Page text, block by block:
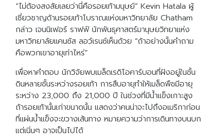
“ไม่ต้องสงสัยเลยว่านี่คือรอยเท้ามนุษย์” Kevin Hatala ผู้
เชี่ยวชาญด้านรอยเท้าโบราณแห่งมหาวิทยาลัย Chatham
กล่าว เจนนิเฟอร์ ราฟฟ์ นักพันธุศาสตร์มานุษยวิทยาแห่ง
มหาวิทยาลัยแคนซัส ลอว์เรนซ์เห็นด้วย “ถ้าอย่างนั้นคำถาม
คือพวกเขาอายุเท่าไหร่”
เพื่อหาคำตอบ นักวิจัยพบเมล็ดเรดิโอคาร์บอนที่ฝังอยู่ในชั้น
ดินหลายชั้นระหว่างรอยเท้า การสืบอายุทำให้เมล็ดพืชมีอายุ
ระหว่าง 23,000 ถึง 21,000 ปี ในช่วงที่มีน้ำแข็งเกาะสูง
ถ้ารอยเท้านั้นเก่าขนาดนั้น แสดงว่าคนน่าจะไปถึงอเมริกาก่อน
ที่แผ่นน้ำแข็งจะขวางเส้นทาง หมายความว่าการเดินทางบนบก
แต่เนิ่นๆ อาจเป็นไปได้